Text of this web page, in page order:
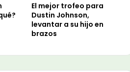
El mejor trofeo para
Dustin Johnson,
levantar a su hijo en
brazos